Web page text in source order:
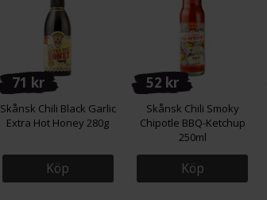
71 kr
Skånsk Chili Black Garlic
Extra Hot Honey 280g
Köp
52 kr
Skånsk Chili Smoky
Chipotle BBQ-Ketchup
250ml
Köp